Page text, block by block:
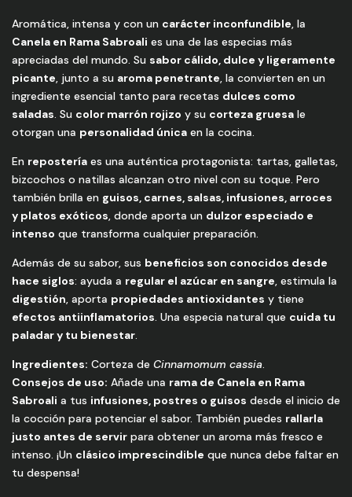
Aromática, intensa y con un carácter inconfundible, la
Canela en Rama Sabroali es una de las especias más
apreciadas del mundo. Su sabor cálido, dulce y ligeramente
picante, junto a su aroma penetrante, la convierten en un
ingrediente esencial tanto para recetas dulces como
saladas. Su color marrón rojizo y su corteza gruesa le
otorgan una personalidad única en la cocina.
En repostería es una auténtica protagonista: tartas, galletas,
bizcochos o natillas alcanzan otro nivel con su toque. Pero
también brilla en guisos, carnes, salsas, infusiones, arroces
y platos exóticos, donde aporta un dulzor especiado e
intenso que transforma cualquier preparación.
Además de su sabor, sus beneficios son conocidos desde
hace siglos: ayuda a regular el azúcar en sangre, estimula la
digestión, aporta propiedades antioxidantes y tiene
efectos antiinflamatorios. Una especia natural que cuida tu
paladar y tu bienestar.
Ingredientes: Corteza de Cinnamomum cassia.
Consejos de uso: Añade una rama de Canela en Rama
Sabroali a tus infusiones, postres o guisos desde el inicio de
la cocción para potenciar el sabor. También puedes rallarla
justo antes de servir para obtener un aroma más fresco e
intenso. ¡Un clásico imprescindible que nunca debe faltar en
tu despensa!